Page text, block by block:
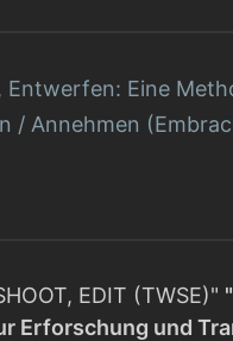
Entwerfen: Eine
/ Annehmen
EDIT (TWSE)"
Erforschung und